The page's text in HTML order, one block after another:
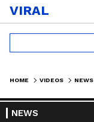
VIRAL
HOME VIDEOS NEWS
NEWS